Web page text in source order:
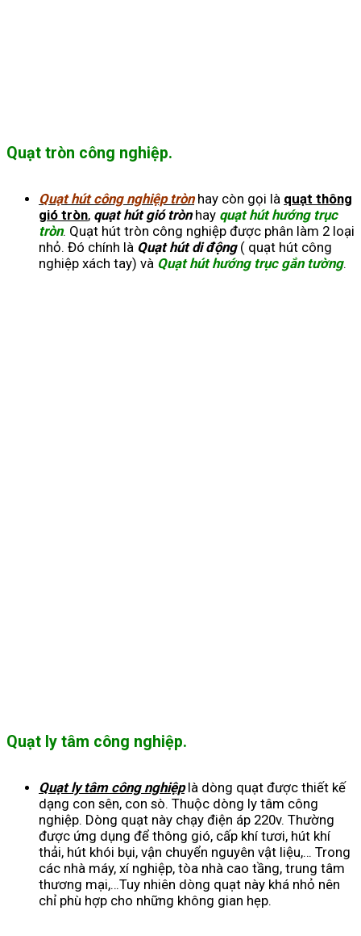
Quạt tròn công nghiệp.
Quạt hút công nghiệp trònhay còn gọi là quạt thông
gió tròn, quạt hút gió trònhay quạt hút hướng trục
tròn. Quạt hút tròn công nghiệp được phân làm 2 loại
nhỏ. Đó chính là Quạt hút di động ( quạt hút công
nghiệp xách tay) và Quạt hút hướng trục gắn tường.
Quạt ly tâm công nghiệp.
Quạt ly tâm công nghiệplà dòng quạt được thiết kế
dạng con sên, con sò. Thuộc dòng ly tâm công
nghiệp. Dòng quạt này chạy điện áp 220v. Thường
được ứng dụng để thông gió, cấp khí tươi, hút khí
thải, hút khói bụi, vận chuyển nguyên vật liệu,… Trong
các nhà máy, xí nghiệp, tòa nhà cao tầng, trung tâm
thương mại,…Tuy nhiên dòng quạt này khá nhỏ nên
chỉ phù hợp cho những không gian hẹp.